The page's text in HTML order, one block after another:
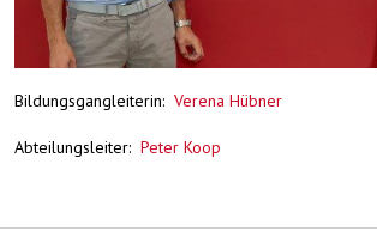
Bildungsgangleiterin: Verena Hübner
Abteilungsleiter: Peter Koop